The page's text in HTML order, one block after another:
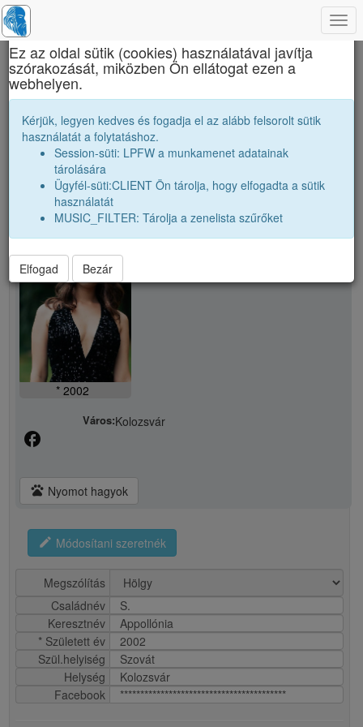
Brassai Sámuel Líceum
S. Appollónia
S. Appollónia
* 2002
Város:Kolozsvár
facebook
pets Nyomot hagyok
edit Módosítani szeretnék
Megszólítás
Családnév
S.
Keresztnév
Appollónia
* Született év
2002
Szül.helyiség
Szovát
Helység
Kolozsvár
Facebook
*****************************************
×
Ez az oldal sütik (cookies) használatával javítja
szórakozását, miközben Ön ellátogat ezen a
webhelyen.
Kérjük, legyen kedves és fogadja el az alább felsorolt sütik
használatát a folytatáshoz.
Session-süti: LPFW a munkamenet adatainak
tárolására
Ügyfél-süti:CLIENT Ön tárolja, hogy elfogadta a sütik
használatát
MUSIC_FILTER: Tárolja a zenelista szűrőket
Elfogad Bezár